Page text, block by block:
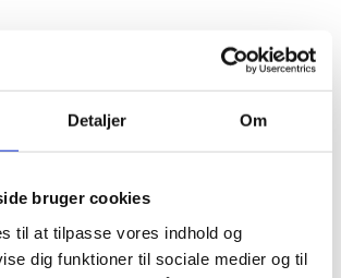
Detaljer Om
bruger cookies
til at tilpasse vores indhold og
dig funktioner til sociale medier og til